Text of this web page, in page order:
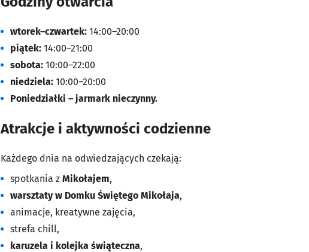
wtorek–czwartek: 14:00–20:00
piątek: 14:00–21:00
sobota: 10:00–22:00
niedziela: 10:00–20:00
Poniedziałki – jarmark nieczynny.
Atrakcje i aktywności codzienne
Każdego dnia na odwiedzających czekają:
spotkania z Mikołajem,
warsztaty w Domku Świętego Mikołaja,
animacje, kreatywne zajęcia,
strefa chill,
karuzela i kolejka świąteczna,